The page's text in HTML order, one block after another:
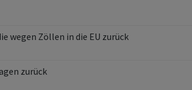
wegen Zöllen in die EU zurück
zurück